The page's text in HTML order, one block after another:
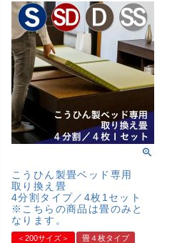
こうひん製畳ベッド専用
取り換え畳
4分割タイプ／4枚1セット
※こちらの商品は畳のみと
なります。
＜200サイズ＞ 畳４枚タイプ